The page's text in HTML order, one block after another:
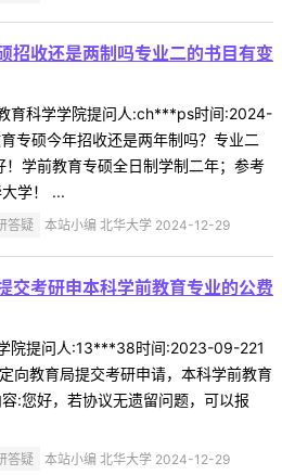
招收还是两制吗专业二的书目有变
育科学学院提问人:ch***ps时间:2024-
专硕今年招收还是两年制吗？专业二
学前教育专硕全日制学制二年；参考
学！ ...
答疑 本站小编 北华大学 2024-12-29
交考研申本科学前教育专业的公费
院提问人:13***38时间:2023-09-221
向教育局提交考研申请，本科学前教育
:您好，若协议无遗留问题，可以报
答疑 本站小编 北华大学 2024-12-29